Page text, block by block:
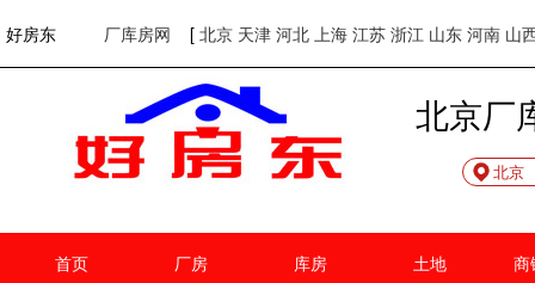
好房东 厂库房网 [ 北京 天津 河北 上海 江苏 浙江 山东 河南 山
欢迎访问好房东！网站首页
北京厂
北京
首页 厂房 库房 土地 商